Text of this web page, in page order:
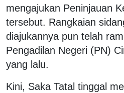
mengajukan Peninjauan
tersebut. Rangkaian
diajukannya pun telah
Pengadilan Negeri (PN)
yang lalu.
Kini, Saka Tatal tinggal